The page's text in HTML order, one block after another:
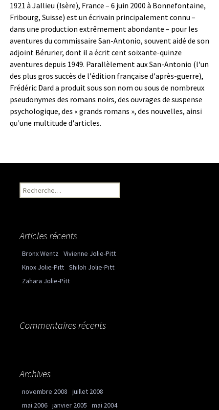
1921 à Jallieu (Isère), France – 6 juin 2000 à Bonnefontaine,
Fribourg, Suisse) est un écrivain principalement connu –
dans une production extrêmement abondante – pour les
aventures du commissaire San-Antonio, souvent aidé de son
adjoint Bérurier, dont il a écrit cent soixante-quinze
aventures depuis 1949. Parallèlement aux San-Antonio (l'un
des plus gros succès de l'édition française d'après-guerre),
Frédéric Dard a produit sous son nom ou sous de nombreux
pseudonymes des romans noirs, des ouvrages de suspense
psychologique, des « grands romans », des nouvelles, ainsi
qu'une multitude d'articles.
Recherche pour :
Articles récents
Bronx Wentz Vivienne Jolie-Pitt
Knox Jolie-Pitt Shiloh Jolie-Pitt
Zahara Jolie-Pitt
Commentaires récents
Archives
novembre 2008
juillet 2008
mai 2006 janvier 2005
mai 2004